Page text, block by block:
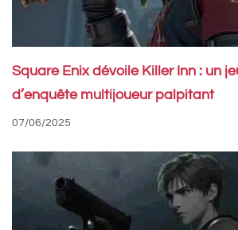
Square Enix dévoile Killer Inn : un
d’enquête multijoueur palpitant
07/06/2025